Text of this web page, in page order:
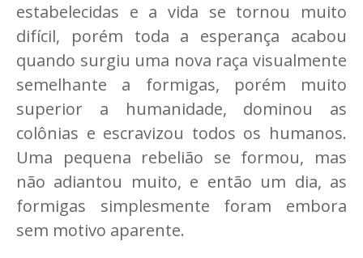
estabelecidas e a vida se tornou muito
difícil, porém toda a esperança acabou
quando surgiu uma nova raça visualmente
semelhante a formigas, porém muito
superior a humanidade, dominou as
colônias e escravizou todos os humanos.
Uma pequena rebelião se formou, mas
não adiantou muito, e então um dia, as
formigas simplesmente foram embora
sem motivo aparente.